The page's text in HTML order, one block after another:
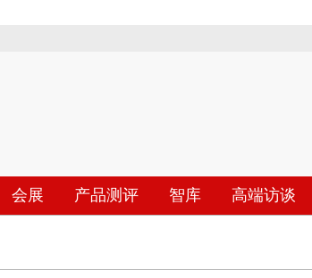
会展 产品测评 智库 高端访谈